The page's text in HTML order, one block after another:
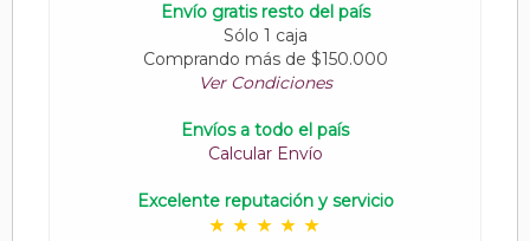
Envío gratis resto del país
Sólo 1 caja
Comprando más de $150.000
Ver Condiciones
Envíos a todo el país
Calcular Envío
Excelente reputación y servicio